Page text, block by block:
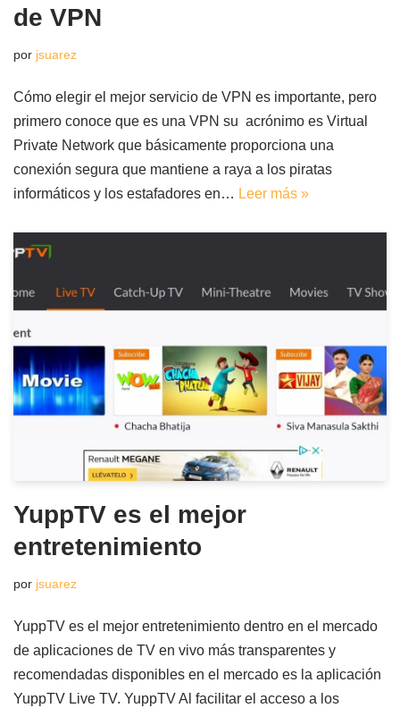
de VPN
por jsuarez
Cómo elegir el mejor servicio de VPN es importante, pero
primero conoce que es una VPN su acrónimo es Virtual
Private Network que básicamente proporciona una
conexión segura que mantiene a raya a los piratas
informáticos y los estafadores en… Leer más »
YuppTV es el mejor
entretenimiento
por jsuarez
YuppTV es el mejor entretenimiento dentro en el mercado
de aplicaciones de TV en vivo más transparentes y
recomendadas disponibles en el mercado es la aplicación
YuppTV Live TV. YuppTV Al facilitar el acceso a los